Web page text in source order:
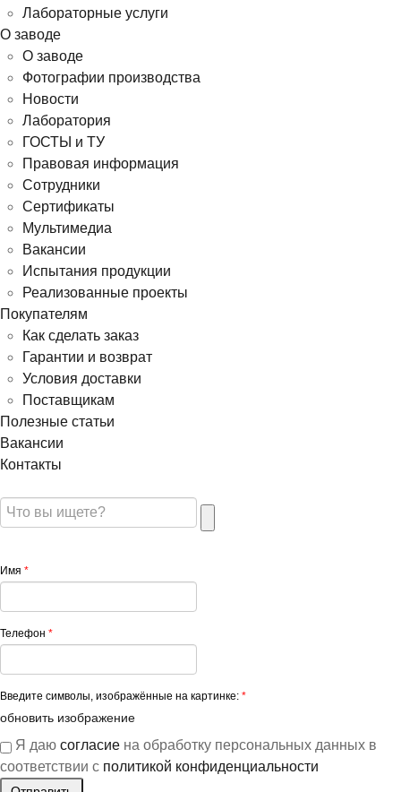
Лабораторные услуги
О заводе
О заводе
Фотографии производства
Новости
Лаборатория
ГОСТЫ и ТУ
Правовая информация
Сотрудники
Сертификаты
Мультимедиа
Вакансии
Испытания продукции
Реализованные проекты
Покупателям
Как сделать заказ
Гарантии и возврат
Условия доставки
Поставщикам
Полезные статьи
Вакансии
Контакты
Имя *
Телефон *
Введите символы, изображённые на картинке: *
обновить изображение
Я даю согласие на обработку персональных данных в
соответствии с политикой конфиденциальности